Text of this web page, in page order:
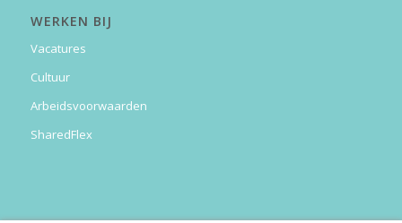
WERKEN BIJ
Vacatures
Cultuur
Arbeidsvoorwaarden
SharedFlex